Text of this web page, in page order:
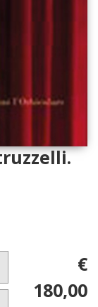
€
180,00